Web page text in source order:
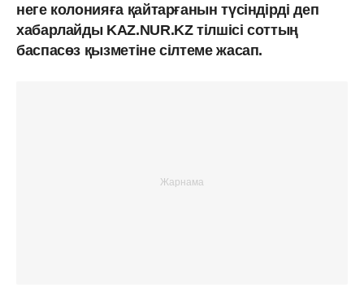
неге колонияға қайтарғанын түсіндірді деп
хабарлайды KAZ.NUR.KZ тілшісі соттың
баспасөз қызметіне сілтеме жасап.